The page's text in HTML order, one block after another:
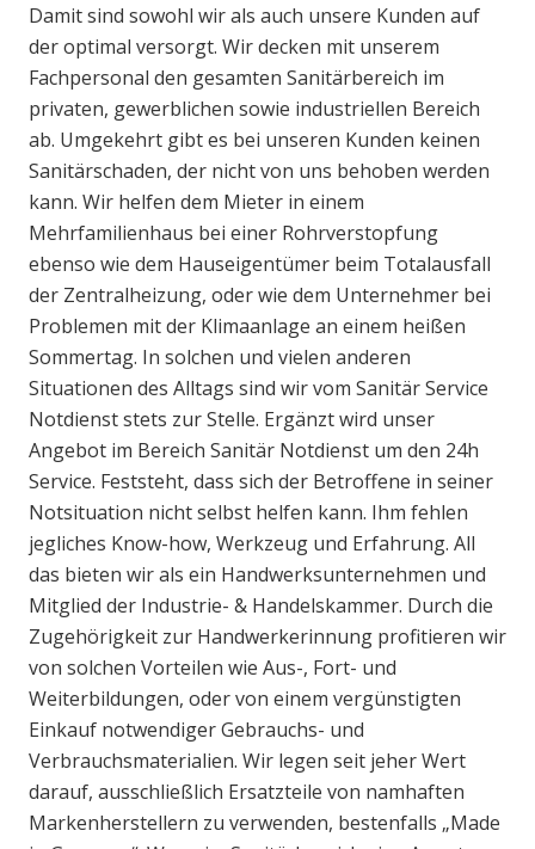
Damit sind sowohl wir als auch unsere Kunden auf
der optimal versorgt. Wir decken mit unserem
Fachpersonal den gesamten Sanitärbereich im
privaten, gewerblichen sowie industriellen Bereich
ab. Umgekehrt gibt es bei unseren Kunden keinen
Sanitärschaden, der nicht von uns behoben werden
kann. Wir helfen dem Mieter in einem
Mehrfamilienhaus bei einer Rohrverstopfung
ebenso wie dem Hauseigentümer beim Totalausfall
der Zentralheizung, oder wie dem Unternehmer bei
Problemen mit der Klimaanlage an einem heißen
Sommertag. In solchen und vielen anderen
Situationen des Alltags sind wir vom Sanitär Service
Notdienst stets zur Stelle. Ergänzt wird unser
Angebot im Bereich Sanitär Notdienst um den 24h
Service. Feststeht, dass sich der Betroffene in seiner
Notsituation nicht selbst helfen kann. Ihm fehlen
jegliches Know-how, Werkzeug und Erfahrung. All
das bieten wir als ein Handwerksunternehmen und
Mitglied der Industrie- & Handelskammer. Durch die
Zugehörigkeit zur Handwerkerinnung profitieren wir
von solchen Vorteilen wie Aus-, Fort- und
Weiterbildungen, oder von einem vergünstigten
Einkauf notwendiger Gebrauchs- und
Verbrauchsmaterialien. Wir legen seit jeher Wert
darauf, ausschließlich Ersatzteile von namhaften
Markenherstellern zu verwenden, bestenfalls „Made